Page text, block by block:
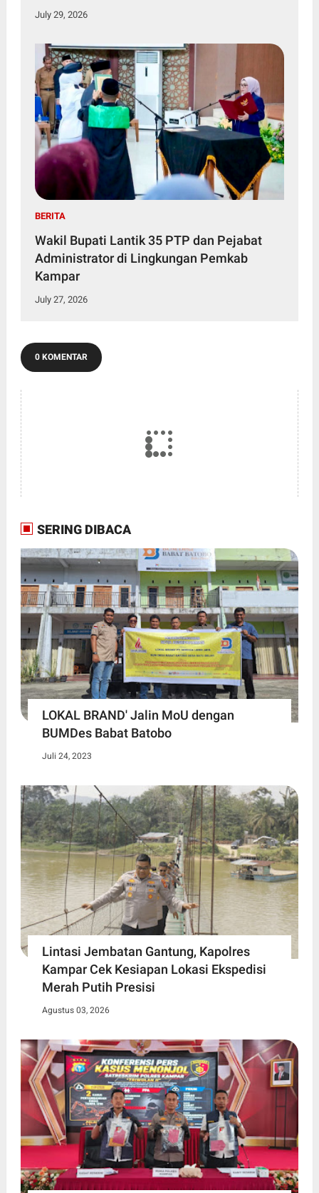
July 29, 2026
BERITA
Wakil Bupati Lantik 35 PTP dan Pejabat
Administrator di Lingkungan Pemkab
Kampar
July 27, 2026
0 KOMENTAR
SERING DIBACA
LOKAL BRAND' Jalin MoU dengan
BUMDes Babat Batobo
Juli 24, 2023
Lintasi Jembatan Gantung, Kapolres
Kampar Cek Kesiapan Lokasi Ekspedisi
Merah Putih Presisi
Agustus 03, 2026